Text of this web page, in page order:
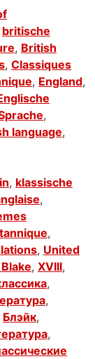
britische
, British
, Classiques
, England,
,
language,
, klassische
,
,
, United
, XVIII,
,
,
Блэйк,
,